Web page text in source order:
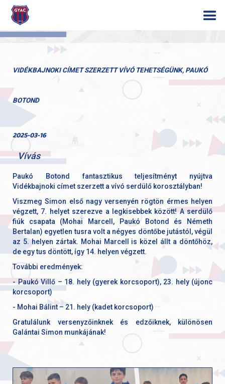
VIDÉKBAJNOKI CÍMET SZERZETT VÍVÓ TEHETSÉGÜNK, PAUKÓ
BOTOND
2025-03-16
Vívás
Paukó Botond fantasztikus teljesítményt nyújtva
Vidékbajnoki címet szerzett a vívó serdülő korosztályban!
Viszmeg Simon első nagy versenyén rögtön érmes helyen
végzett, 7. helyet szerezve a legkisebbek között! A serdülő
fiúk csapata (Mohai Marcell, Paukó Botond és Németh
Bertalan) egyetlen tusra volt a négyes döntőbe jutástól, végül
az 5. helyen zártak. Mohai Marcell is közel állt a döntőhöz,
de egy tus döntött, így 14. helyen végzett.
További eredmények:
- Paukó Villő – 18. hely (gyerek korcsoport), 23. hely (újonc
korcsoport)
- Mohai Bálint – 21. hely (kadet korcsoport)
Gratulálunk versenyzőinknek és edzőiknek, különösen
Galántai Simon munkájának!